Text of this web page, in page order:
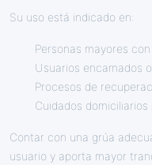
Su uso está indicado en:
Personas mayores
Usuarios encamados
Procesos de
Cuidados domiciliarios
Contar con una grúa
usuario y aporta mayor